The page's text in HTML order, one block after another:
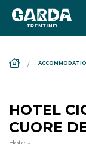
HOTEL
CUORE